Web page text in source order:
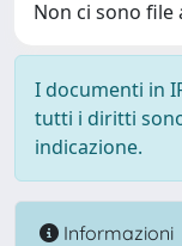
Non ci sono
I documenti in
tutti i diritti
indicazione.
Informazioni